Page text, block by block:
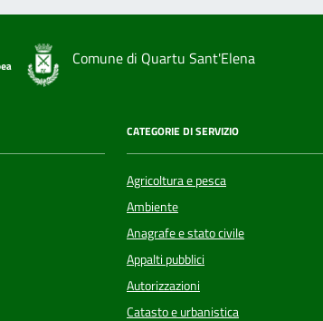
Comune di Quartu Sant'Elena
CATEGORIE DI SERVIZIO
Agricoltura e pesca
Ambiente
Anagrafe e stato civile
Appalti pubblici
Autorizzazioni
Catasto e urbanistica